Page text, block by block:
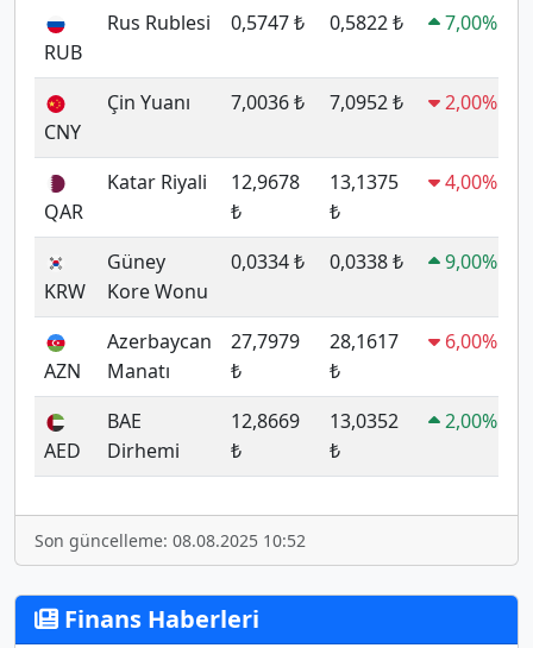
RUB
Rus Rublesi 0,5747 ₺ 0,5822 ₺ 7,00%
CNY
Çin Yuanı 7,0036 ₺ 7,0952 ₺ 2,00%
QAR
Katar Riyali
12,9678
₺
13,1375
₺
4,00%
KRW
Güney
Kore Wonu
0,0334 ₺ 0,0338 ₺ 9,00%
AZN
Azerbaycan
Manatı
27,7979
₺
28,1617
₺
6,00%
AED
BAE
Dirhemi
12,8669
₺
13,0352
₺
2,00%
Son güncelleme: 08.08.2025 10:52
Finans Haberleri